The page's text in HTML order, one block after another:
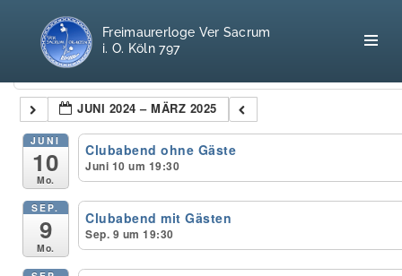
Home
Freimaurerei
100 F.A.Q.
Leitgedanken
Freimaurerloge Ver Sacrum
i. O. Köln 797
Kategorien
JUNI 2024 – MÄRZ 2025
JUNI
10
Mo.
Clubabend ohne Gäste
Juni 10 um 19:30
SEP.
9
Mo.
Clubabend mit Gästen
Sep. 9 um 19:30